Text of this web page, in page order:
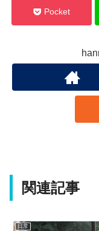
Pocket
関連記事
日常